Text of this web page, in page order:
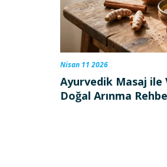
Nisan 11 2026
Ayurvedik Masaj
Doğal Arınma